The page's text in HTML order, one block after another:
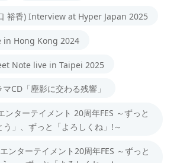
裕香) Interview at Hyper Japan 2025
in Hong Kong 2024
Note live in Taipei 2025
CD「塵影に交わる残響」
ンターテイメント 20周年FES ～ずっと
う」、ずっと「よろしくね」!～
ンターテイメント20周年FES ～ずっと